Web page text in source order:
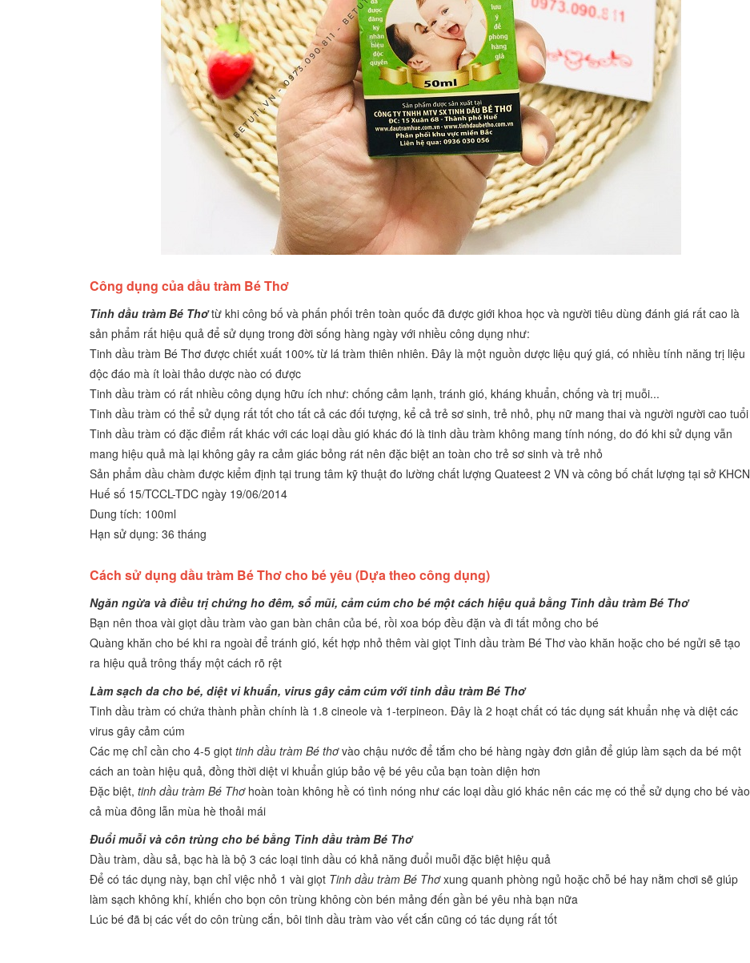
Công dụng của dầu tràm Bé Thơ
Tinh dầu tràm Bé Thơtừ khi công bố và phấn phối trên toàn quốc đã được giới khoa học và người tiêu dùng đánh giá rất cao là
sản phẩm rất hiệu quả để sử dụng trong đời sống hàng ngày với nhiều công dụng như:
Tinh dầu tràm Bé Thơ được chiết xuất 100% từ lá tràm thiên nhiên. Đây là một nguồn dược liệu quý giá, có nhiều tính năng trị liệu
độc đáo mà ít loài thảo dược nào có được
Tinh dầu tràm có rất nhiều công dụng hữu ích như: chống cảm lạnh, tránh gió, kháng khuẩn, chống và trị muỗi...
Tinh dầu tràm có thể sử dụng rất tốt cho tất cả các đối tượng, kể cả trẻ sơ sinh, trẻ nhỏ, phụ nữ mang thai và người người cao tuổi
Tinh dầu tràm có đặc điểm rất khác với các loại dầu gió khác đó là tinh dầu tràm không mang tính nóng, do đó khi sử dụng vẫn
mang hiệu quả mà lại không gây ra cảm giác bỏng rát nên đặc biệt an toàn cho trẻ sơ sinh và trẻ nhỏ
Sản phẩm dầu chàm được kiểm định tại trung tâm kỹ thuật đo lường chất lượng Quateest 2 VN và công bố chất lượng tại sở KHCN
Huế số 15/TCCL-TDC ngày 19/06/2014
Dung tích: 100ml
Hạn sử dụng: 36 tháng
Cách sử dụng dầu tràm Bé Thơ cho bé yêu (Dựa theo công dụng)
Ngăn ngừa và điều trị chứng ho đêm, sổ mũi, cảm cúm cho bé một cách hiệu quả bằng Tinh dầu tràm Bé Thơ
Bạn nên thoa vài giọt dầu tràm vào gan bàn chân của bé, rồi xoa bóp đều đặn và đi tất mỏng cho bé
Quàng khăn cho bé khi ra ngoài để tránh gió, kết hợp nhỏ thêm vài giọt Tinh dầu tràm Bé Thơ vào khăn hoặc cho bé ngửi sẽ tạo
ra hiệu quả trông thấy một cách rõ rệt
Làm sạch da cho bé, diệt vi khuẩn, virus gây cảm cúm với tinh dầu tràm Bé Thơ
Tinh dầu tràm có chứa thành phần chính là 1.8 cineole và 1-terpineon. Đây là 2 hoạt chất có tác dụng sát khuẩn nhẹ và diệt các
virus gây cảm cúm
Các mẹ chỉ cần cho 4-5 giọt tinh dầu tràm Bé thơvào chậu nước để tắm cho bé hàng ngày đơn giản để giúp làm sạch da bé một
cách an toàn hiệu quả, đồng thời diệt vi khuẩn giúp bảo vệ bé yêu của bạn toàn diện hơn
Đặc biệt, tinh dầu tràm Bé Thơhoàn toàn không hề có tình nóng như các loại dầu gió khác nên các mẹ có thể sử dụng cho bé vào
cả mùa đông lẫn mùa hè thoải mái
Đuổi muỗi và côn trùng cho bé bằng Tinh dầu tràm Bé Thơ
Dầu tràm, dầu sả, bạc hà là bộ 3 các loại tinh dầu có khả năng đuổi muỗi đặc biệt hiệu quả
Để có tác dụng này, bạn chỉ việc nhỏ 1 vài giọt Tinh dầu tràm Bé Thơxung quanh phòng ngủ hoặc chỗ bé hay nằm chơi sẽ giúp
làm sạch không khí, khiến cho bọn côn trùng không còn bén mảng đến gần bé yêu nhà bạn nữa
Lúc bé đã bị các vết do côn trùng cắn, bôi tinh dầu tràm vào vết cắn cũng có tác dụng rất tốt